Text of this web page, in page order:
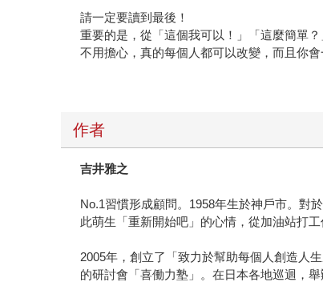
請一定要讀到最後！
重要的是，從「這個我可以！」「這麼簡單？
不用擔心，真的每個人都可以改變，而且你會
作者
吉井雅之
No.1習慣形成顧問。1958年生於神戶市。對
此萌生「重新開始吧」的心情，從加油站打
2005年，創立了「致力於幫助每個人創造人
的研討會「喜働力塾」。在日本各地巡迴，